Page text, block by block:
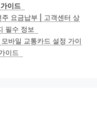
이드
요금납부 | 고객센터 상
필수 정보
바일 교통카드 설정 가이
이드